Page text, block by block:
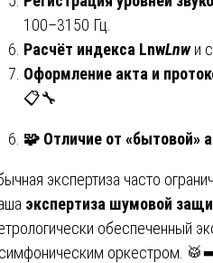
100–3150 Гц.
Расчёт индекса LnwLnwи
Оформление акта и
📋🔧
🧩 Отличие от «бытовой»
экспертиза часто
экспертиза шумовой
обеспеченный
оркестром.